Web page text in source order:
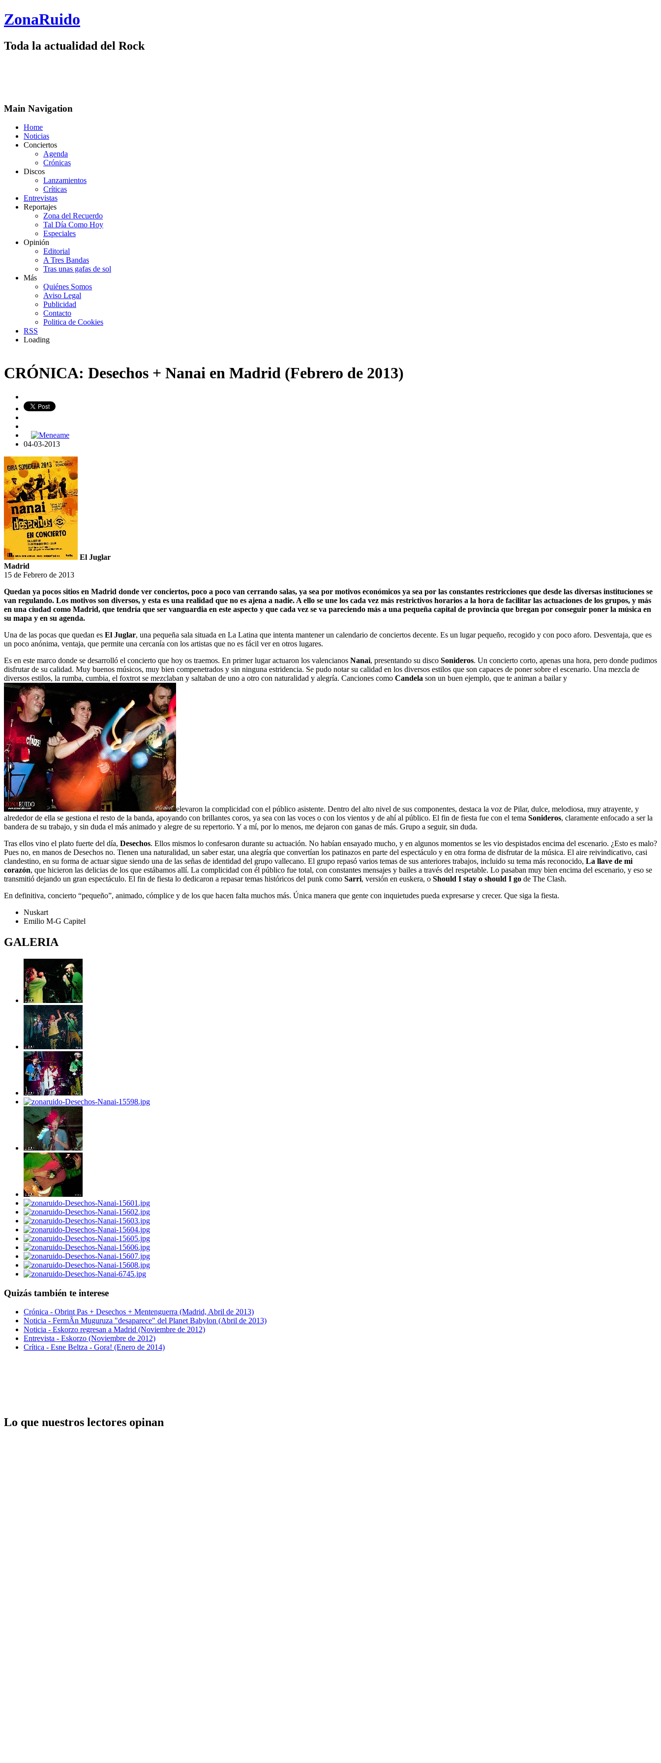
ZonaRuido
Toda la actualidad del Rock
Main Navigation
Home
Noticias
Conciertos
Agenda
Crónicas
Discos
Lanzamientos
Críticas
Entrevistas
Reportajes
Zona del Recuerdo
Tal Día Como Hoy
Especiales
Opinión
Editorial
A Tres Bandas
Tras unas gafas de sol
Más
Quiénes Somos
Aviso Legal
Publicidad
Contacto
Politica de Cookies
RSS
Loading
CRÓNICA: Desechos + Nanai en Madrid (Febrero de 2013)
04-03-2013
El Juglar
Madrid
15 de Febrero de 2013
Quedan ya pocos sitios en Madrid donde ver conciertos, poco a poco van cerrando salas, ya sea por motivos económicos ya sea por las constantes restricciones que desde las diversas instituciones se
van regulando. Los motivos son diversos, y esta es una realidad que no es ajena a nadie. A ello se une los cada vez más restrictivos horarios a la hora de facilitar las actuaciones de los grupos, y más
en una ciudad como Madrid, que tendría que ser vanguardia en este aspecto y que cada vez se va pareciendo más a una pequeña capital de provincia que bregan por conseguir poner la música en
su mapa y en su agenda.
Una de las pocas que quedan es El Juglar, una pequeña sala situada en La Latina que intenta mantener un calendario de conciertos decente. Es un lugar pequeño, recogido y con poco aforo. Desventaja, que es
un poco anónima, ventaja, que permite una cercanía con los artistas que no es fácil ver en otros lugares.
Es en este marco donde se desarrolló el concierto que hoy os traemos. En primer lugar actuaron los valencianos Nanai, presentando su disco Sonideros. Un concierto corto, apenas una hora, pero donde pudimos
disfrutar de su calidad. Muy buenos músicos, muy bien compenetrados y sin ninguna estridencia. Se pudo notar su calidad en los diversos estilos que son capaces de poner sobre el escenario. Una mezcla de
diversos estilos, la rumba, cumbia, el foxtrot se mezclaban y saltaban de uno a otro con naturalidad y alegría. Canciones como Candela son un buen ejemplo, que te animan a bailar y
elevaron la complicidad con el público asistente. Dentro del alto nivel de sus componentes, destaca la voz de Pilar, dulce, melodiosa, muy atrayente, y
alrededor de ella se gestiona el resto de la banda, apoyando con brillantes coros, ya sea con las voces o con los vientos y de ahí al público. El fin de fiesta fue con el tema Sonideros, claramente enfocado a ser la
bandera de su trabajo, y sin duda el más animado y alegre de su repertorio. Y a mí, por lo menos, me dejaron con ganas de más. Grupo a seguir, sin duda.
Tras ellos vino el plato fuerte del día, Desechos. Ellos mismos lo confesaron durante su actuación. No habían ensayado mucho, y en algunos momentos se les vio despistados encima del escenario. ¿Esto es malo?
Pues no, en manos de Desechos no. Tienen una naturalidad, un saber estar, una alegría que convertían los patinazos en parte del espectáculo y en otra forma de disfrutar de la música. El aire reivindicativo, casi
clandestino, en su forma de actuar sigue siendo una de las señas de identidad del grupo vallecano. El grupo repasó varios temas de sus anteriores trabajos, incluido su tema más reconocido, La llave de mi
corazón, que hicieron las delicias de los que estábamos allí. La complicidad con él público fue total, con constantes mensajes y bailes a través del respetable. Lo pasaban muy bien encima del escenario, y eso se
transmitió dejando un gran espectáculo. El fin de fiesta lo dedicaron a repasar temas históricos del punk como Sarri, versión en euskera, o Should I stay o should I go de The Clash.
En definitiva, concierto “pequeño”, animado, cómplice y de los que hacen falta muchos más. Única manera que gente con inquietudes pueda expresarse y crecer. Que siga la fiesta.
Nuskart
Emilio M-G Capitel
GALERIA
Quizás también te interese
Crónica - Obrint Pas + Desechos + Mentenguerra (Madrid, Abril de 2013)
Noticia - FermÃ­n Muguruza "desaparece" del Planet Babylon (Abril de 2013)
Noticia - Eskorzo regresan a Madrid (Noviembre de 2012)
Entrevista - Eskorzo (Noviembre de 2012)
Crítica - Esne Beltza - Gora! (Enero de 2014)
Lo que nuestros lectores opinan